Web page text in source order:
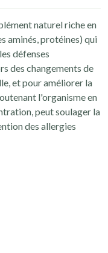
naturel riche en
aminés, protéines) qui
défenses
des changements de
et pour améliorer la
l'organisme en
peut soulager la
des allergies